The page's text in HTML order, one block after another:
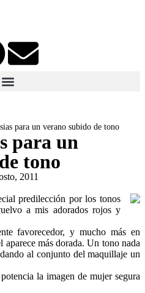
para un verano subido de tono
para un
tono
2011
predilección por los tonos
a mis adorados rojos y
favorecedor, y mucho más en
aparece más dorada. Un tono nada
al conjunto del maquillaje un
la imagen de mujer segura